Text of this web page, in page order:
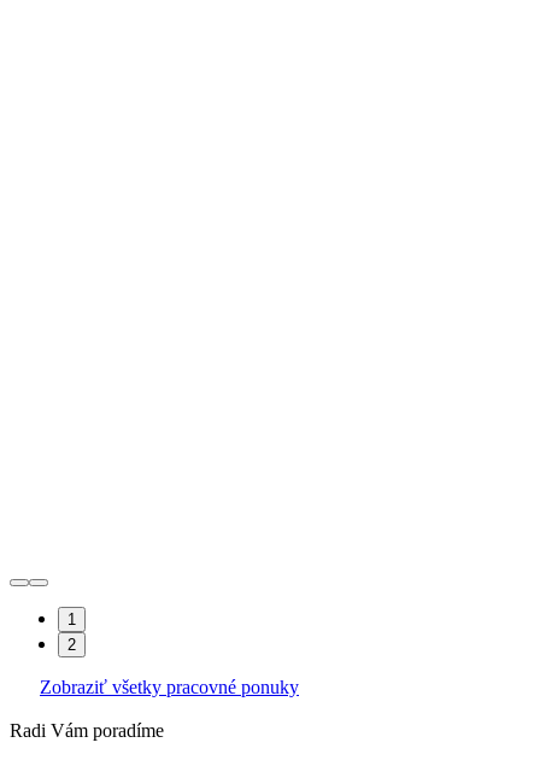
1
2
Zobraziť všetky pracovné ponuky
Radi Vám poradíme